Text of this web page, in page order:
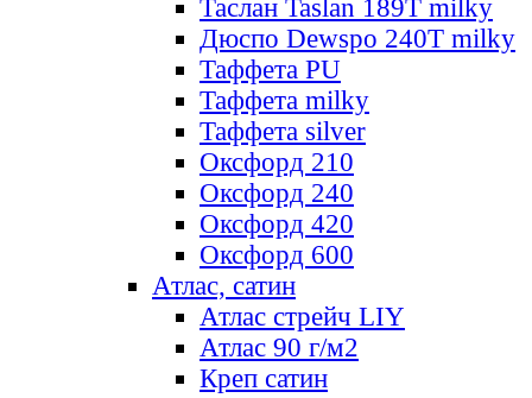
Таслан Taslan 189T milky
Дюспо Dewspo 240T milky
Таффета PU
Таффета milky
Таффета silver
Оксфорд 210
Оксфорд 240
Оксфорд 420
Оксфорд 600
Атлас, сатин
Атлас стрейч LIY
Атлас 90 г/м2
Креп сатин